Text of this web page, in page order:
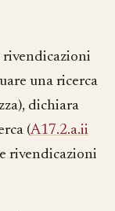
rivendicazioni
una ricerca
dichiara
(A17.2.a.ii
rivendicazioni